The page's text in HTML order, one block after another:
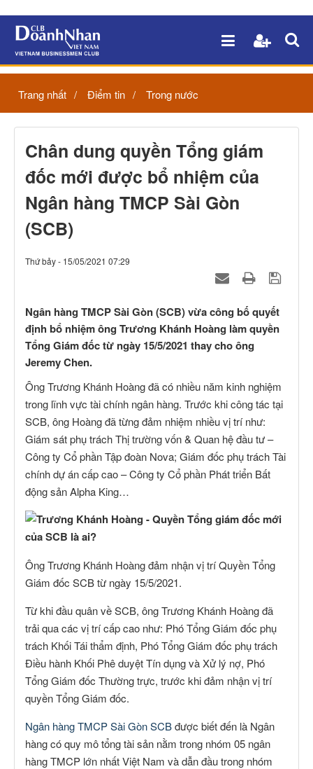
Trang nhất Điểm tin Trong nước
Chân dung quyền Tổng giám
đốc mới được bổ nhiệm của
Ngân hàng TMCP Sài Gòn
(SCB)
Thứ bảy - 15/05/2021 07:29
Ngân hàng TMCP Sài Gòn (SCB) vừa công bố quyết
định bổ nhiệm ông Trương Khánh Hoàng làm quyền
Tổng Giám đốc từ ngày 15/5/2021 thay cho ông
Jeremy Chen.
Ông Trương Khánh Hoàng đã có nhiều năm kinh nghiệm
trong lĩnh vực tài chính ngân hàng. Trước khi công tác tại
SCB, ông Hoàng đã từng đảm nhiệm nhiều vị trí như:
Giám sát phụ trách Thị trường vốn & Quan hệ đầu tư –
Công ty Cổ phần Tập đoàn Nova; Giám đốc phụ trách Tài
chính dự án cấp cao – Công ty Cổ phần Phát triển Bất
động sản Alpha King…
Ông Trương Khánh Hoàng đảm nhận vị trí Quyền Tổng
Giám đốc SCB từ ngày 15/5/2021.
Từ khi đầu quân về SCB, ông Trương Khánh Hoàng đã
trải qua các vị trí cấp cao như: Phó Tổng Giám đốc phụ
trách Khối Tái thẩm định, Phó Tổng Giám đốc phụ trách
Điều hành Khối Phê duyệt Tín dụng và Xử lý nợ, Phó
Tổng Giám đốc Thường trực, trước khi đảm nhận vị trí
quyền Tổng Giám đốc.
Ngân hàng TMCP Sài Gòn SCBđược biết đến là Ngân
hàng có quy mô tổng tài sản nằm trong nhóm 05 ngân
hàng TMCP lớn nhất Việt Nam và dẫn đầu trong nhóm